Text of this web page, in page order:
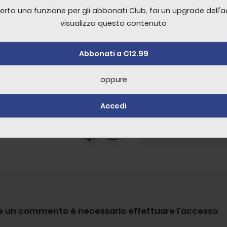
commentiamo gli
della settimana!
1:42:05
un commento è necessario effettuare l'accesso
una funzione per gli abbonati Club, fai un upgrade
visualizza questo contenuto
Abbonati a €12.99
oppure
Accedi
una funzione per gli abbonati Club, fai un upgrade
visualizza questo contenuto
Abbonati a €12.99
oppure
Accedi